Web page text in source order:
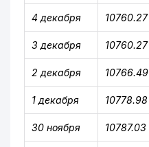
4 декабря 10760.27
3 декабря 10760.27
2 декабря 10766.49
1 декабря 10778.98
30 ноября 10787.03